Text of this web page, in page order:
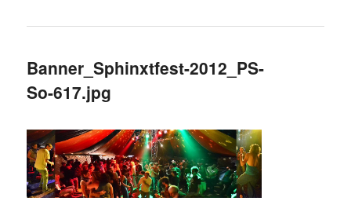
Banner_Sphinxtfest-2012_PS-
So-617.jpg